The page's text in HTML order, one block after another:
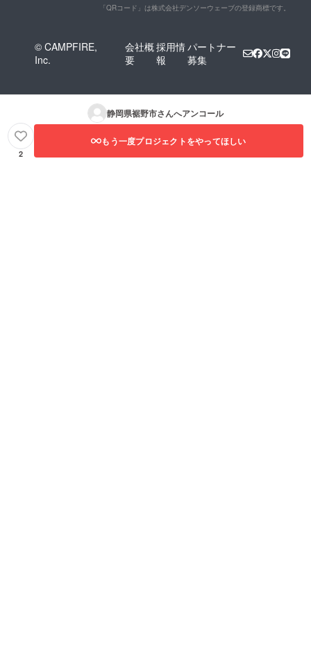
「QRコード」は株式会社デンソーウェーブの登録商標です。
© CAMPFIRE,
Inc.
会社概
要
採用情
報
パートナー
募集
静岡県裾野市さんへアンコール
2
もう一度プロジェクトをやってほしい